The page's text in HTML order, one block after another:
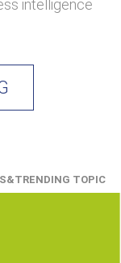
intelligence
TOPIC